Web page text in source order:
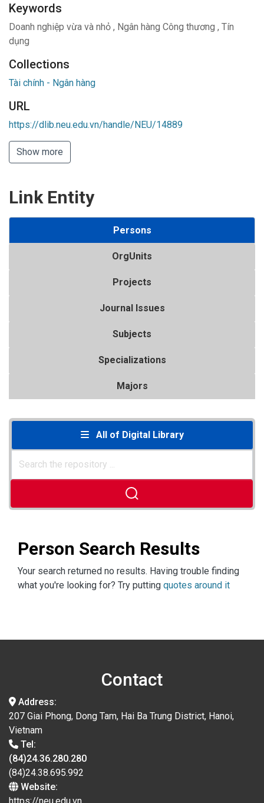
Keywords
Doanh nghiệp vừa và nhỏ , Ngân hàng Công thương , Tín
dụng
Collections
Tài chính - Ngân hàng
URL
https://dlib.neu.edu.vn/handle/NEU/14889
Show more
Link Entity
Persons
OrgUnits
Projects
Journal Issues
Subjects
Specializations
Majors
All of Digital Library
Person Search Results
Your search returned no results. Having trouble finding
what you're looking for? Try putting quotes around it
Contact
Address:
207 Giai Phong, Dong Tam, Hai Ba Trung District, Hanoi,
Vietnam
Tel:
(84)24.36.280.280
(84)24.38.695.992
Website: